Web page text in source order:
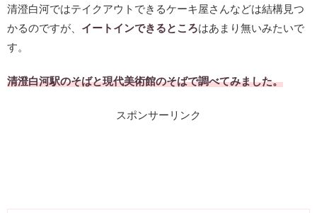
清澄白河ではテイクアウトできるケーキ屋さんなどは結構見つ
かるのですが、 イートインできるところはあまり無いみたいで
す。
清澄白河駅のそばと現代美術館のそばで調べてみました。
スポンサーリンク